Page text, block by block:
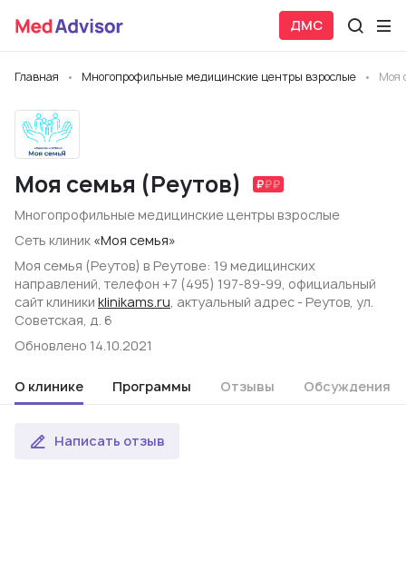
ДМС
Главная Многопрофильные медицинские центры взрослые Моя
Моя семья (Реутов)
Многопрофильные медицинские центры взрослые
Сеть клиник «Моя семья»
Моя семья (Реутов) в Реутове: 19 медицинских
направлений, телефон +7 (495) 197-89-99, официальный
сайт клиники klinikams.ru, актуальный адрес - Реутов, ул.
Советская, д. 6
Обновлено 14.10.2021
О клинике Программы Отзывы Обсуждения
Написать отзыв